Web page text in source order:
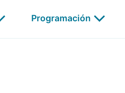
G24
Programación